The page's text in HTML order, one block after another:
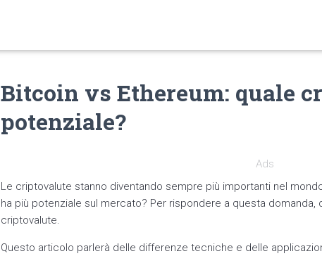
Bitcoin vs Ethereum: quale
potenziale?
Ads
Le criptovalute stanno diventando sempre più importanti nel
ha più potenziale sul mercato? Per rispondere a questa domanda,
criptovalute.
Questo articolo parlerà delle differenze tecniche e delle